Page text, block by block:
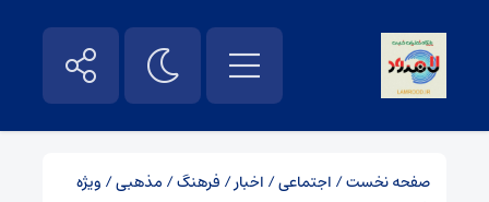
صفحه نخست/ اجتماعی/ اخبار/ فرهنگ/ مذهبی/ ویژه